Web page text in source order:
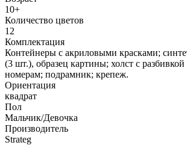
10+
Количество цветов
12
Комплектация
Контейнеры с акриловыми красками;
(3 шт.), образец картины; холст с
номерам; подрамник; крепеж.
Ориентация
квадрат
Пол
Мальчик/Девочка
Производитель
Strateg